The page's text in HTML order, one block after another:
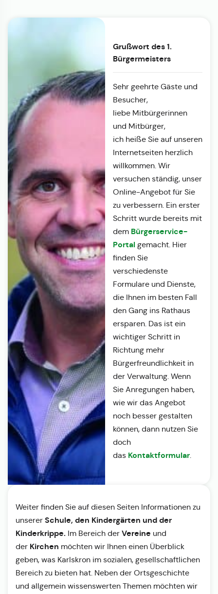
Grußwort des 1.
Bürgermeisters
Sehr geehrte Gäste und
Besucher,
liebe Mitbürgerinnen
und Mitbürger,
ich heiße Sie auf unseren
Internetseiten herzlich
willkommen. Wir
versuchen ständig, unser
Online-Angebot für Sie
zu verbessern. Ein erster
Schritt wurde bereits mit
dem Bürgerservice-
Portalgemacht. Hier
finden Sie
verschiedenste
Formulare und Dienste,
die Ihnen im besten Fall
den Gang ins Rathaus
ersparen. Das ist ein
wichtiger Schritt in
Richtung mehr
Bürgerfreundlichkeit in
der Verwaltung. Wenn
Sie Anregungen haben,
wie wir das Angebot
noch besser gestalten
können, dann nutzen Sie
doch
das Kontaktformular.
Weiter finden Sie auf diesen Seiten Informationen zu
unserer Schule, den Kindergärten und der
Kinderkrippe. Im Bereich der Vereine und
der Kirchen möchten wir Ihnen einen Überblick
geben, was Karlskron im sozialen, gesellschaftlichen
Bereich zu bieten hat. Neben der Ortsgeschichte
und allgemein wissenswerten Themen möchten wir